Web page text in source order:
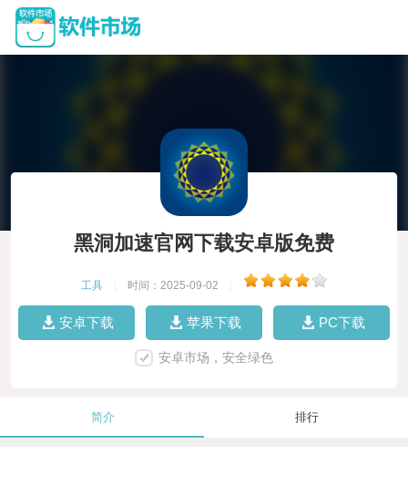
黑洞加速官网下载安卓版免费
工具 时间：2025-09-02
安卓下载 苹果下载 PC下载
安卓市场，安全绿色
简介 排行